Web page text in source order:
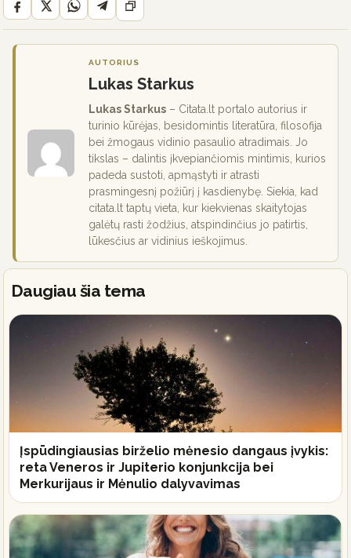
AUTORIUS
Lukas Starkus
Lukas Starkus – Citata.lt portalo autorius ir
turinio kūrėjas, besidomintis literatūra, filosofija
bei žmogaus vidinio pasaulio atradimais. Jo
tikslas – dalintis įkvepiančiomis mintimis, kurios
padeda sustoti, apmąstyti ir atrasti
prasmingesnį požiūrį į kasdienybę. Siekia, kad
citata.lt taptų vieta, kur kiekvienas skaitytojas
galėtų rasti žodžius, atspindinčius jo patirtis,
lūkesčius ar vidinius ieškojimus.
Daugiau šia tema
Įspūdingiausias birželio mėnesio dangaus įvykis:
reta Veneros ir Jupiterio konjunkcija bei
Merkurijaus ir Mėnulio dalyvavimas